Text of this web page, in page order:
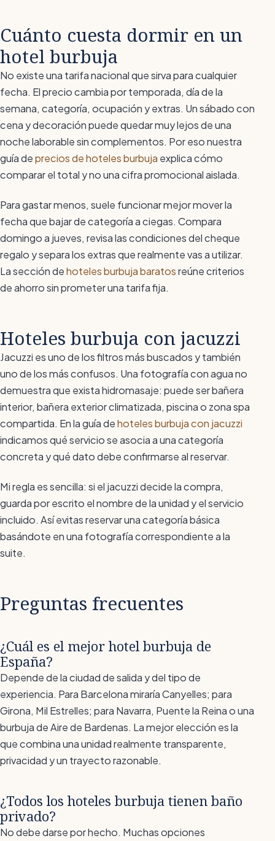
Cuánto cuesta dormir en un
hotel burbuja
No existe una tarifa nacional que sirva para cualquier
fecha. El precio cambia por temporada, día de la
semana, categoría, ocupación y extras. Un sábado con
cena y decoración puede quedar muy lejos de una
noche laborable sin complementos. Por eso nuestra
guía deprecios de hoteles burbuja explica cómo
comparar el total y no una cifra promocional aislada.
Para gastar menos, suele funcionar mejor mover la
fecha que bajar de categoría a ciegas. Compara
domingo a jueves, revisa las condiciones del cheque
regalo y separa los extras que realmente vas a utilizar.
La sección dehoteles burbuja baratosreúne criterios
de ahorro sin prometer una tarifa fija.
Hoteles burbuja con jacuzzi
Jacuzzi es uno de los filtros más buscados y también
uno de los más confusos. Una fotografía con agua no
demuestra que exista hidromasaje: puede ser bañera
interior, bañera exterior climatizada, piscina o zona spa
compartida. En la guía dehoteles burbuja con jacuzzi
indicamos qué servicio se asocia a una categoría
concreta y qué dato debe confirmarse al reservar.
Mi regla es sencilla: si el jacuzzi decide la compra,
guarda por escrito el nombre de la unidad y el servicio
incluido. Así evitas reservar una categoría básica
basándote en una fotografía correspondiente a la
suite.
Preguntas frecuentes
¿Cuál es el mejor hotel burbuja de
España?
Depende de la ciudad de salida y del tipo de
experiencia. Para Barcelona miraría Canyelles; para
Girona, Mil Estrelles; para Navarra, Puente la Reina o una
burbuja de Aire de Bardenas. La mejor elección es la
que combina una unidad realmente transparente,
privacidad y un trayecto razonable.
¿Todos los hoteles burbuja tienen baño
privado?
No debe darse por hecho. Muchas opciones